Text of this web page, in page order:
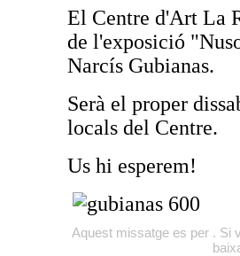
El Centre d'Art La
de l'exposició
Narcís Gubianas.
Serà el proper
locals del Centre.
Us hi esperem!
Aquest missatge es per . Si